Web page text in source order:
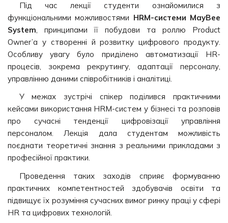
Під час лекції студенти ознайомилися з
функціональними можливостями HRM-системи MayBee
System, принципами її побудови та роллю Product
Owner’a у створенні й розвитку цифрового продукту.
Особливу увагу було приділено автоматизації HR-
процесів, зокрема рекрутингу, адаптації персоналу,
управлінню даними співробітників і аналітиці.
У межах зустрічі спікер поділився практичними
кейсами використання HRM-систем у бізнесі та розповів
про сучасні тенденції цифровізації управління
персоналом. Лекція дала студентам можливість
поєднати теоретичні знання з реальними прикладами з
професійної практики.
Проведення таких заходів сприяє формуванню
практичних компетентностей здобувачів освіти та
підвищує їх розуміння сучасних вимог ринку праці у сфері
HR та цифрових технологій.